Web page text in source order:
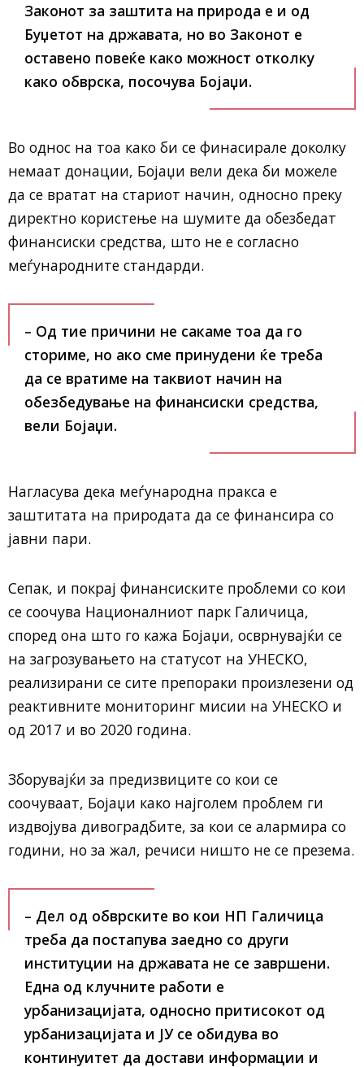
Законот за заштита на природа е и од
Буџетот на државата, но во Законот е
оставено повеќе како можност отколку
како обврска, посочува Бојаџи.
Во однос на тоа како би се финасирале доколку
немаат донации, Бојаџи вели дека би можеле
да се вратат на стариот начин, односно преку
директно користење на шумите да обезбедат
финансиски средства, што не е согласно
меѓународните стандарди.
– Од тие причини не сакаме тоа да го
сториме, но ако сме принудени ќе треба
да се вратиме на таквиот начин на
обезбедување на финансиски средства,
вели Бојаџи.
Нагласува дека меѓународна пракса е
заштитата на природата да се финансира со
јавни пари.
Сепак, и покрај финансиските проблеми со кои
се соочува Националниот парк Галичица,
според она што го кажа Бојаџи, осврнувајќи се
на загрозувањето на статусот на УНЕСКО,
реализирани се сите препораки произлезени од
реактивните мониторинг мисии на УНЕСКО и
од 2017 и во 2020 година.
Зборувајќи за предизвиците со кои се
соочуваат, Бојаџи како најголем проблем ги
издвојува дивоградбите, за кои се алармира со
години, но за жал, речиси ништо не се презема.
– Дел од обврските во кои НП Галичица
треба да постапува заедно со други
институции на државата не се завршени.
Една од клучните работи е
урбанизацијата, односно притисокот од
урбанизацијата и ЈУ се обидува во
континуитет да достави информации и